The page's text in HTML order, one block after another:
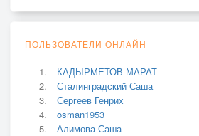
ПОЛЬЗОВАТЕЛИ ОНЛАЙН
КАДЫРМЕТОВ МАРАТ
Сталинградский Саша
Сергеев Генрих
osman1953
Алимова Саша